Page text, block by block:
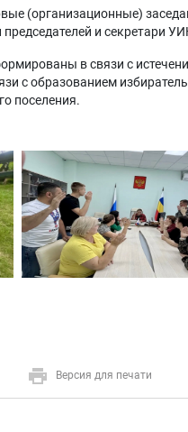
(организационные)
и секретари
в связи с
с образованием
поселения.
Версия для печати